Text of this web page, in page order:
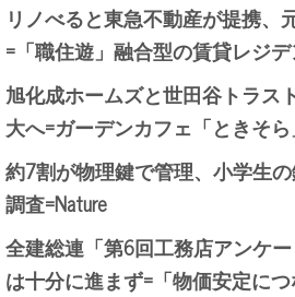
リノべると東急不動産が提携、
=「職住遊」融合型の賃貸レジ
旭化成ホームズと世田谷トラス
大へ=ガーデンカフェ「ときそ
約7割が物理鍵で管理、小学生
調査=Nature
全建総連「第6回工務店アンケ
は十分に進まず=「物価安定に